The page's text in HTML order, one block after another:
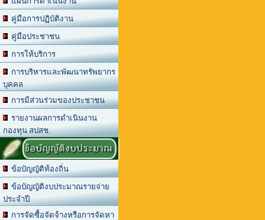
คู่มือการปฏิบัติงาน
คู่มือประชาชน
การให้บริการ
การบริหารและพัฒนาทรัพยากร
บุคคล
การมีส่วนร่วมของประชาชน
รายงานผลการดำเนินงาน
กองทุน สปสช.
ข้อบัญญัติงบประมาณ
ข้อบัญญัติท้องถิ่น
ข้อบัญญัติงบประมาณรายจ่าย
ประจำปี
การจัดซื้อจัดจ้างหรือการจัดหา